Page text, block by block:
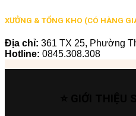
XƯỞNG & TỔNG KHO (CÓ HÀNG
Địa chỉ: 361 TX 25, Phường
Hotline: 0845.308.308